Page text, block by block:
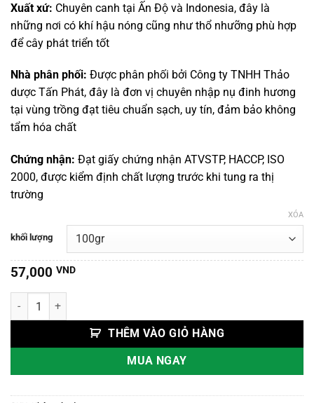
từ
57,000 VND
495,000 VND
Xuất xứ: Chuyên canh tại Ấn Độ và Indonesia, đây là
những nơi có khí hậu nóng cũng như thổ nhưỡng phù hợp
để cây phát triển tốt
Nhà phân phối: Được phân phối bởi Công ty TNHH Thảo
dược Tấn Phát, đây là đơn vị chuyên nhập nụ đinh hương
tại vùng trồng đạt tiêu chuẩn sạch, uy tín, đảm bảo không
tẩm hóa chất
Chứng nhận: Đạt giấy chứng nhận ATVSTP, HACCP, ISO
2000, được kiểm định chất lượng trước khi tung ra thị
trường
khối lượng
XÓA
57,000 VND
Đinh Hương số lượng
THÊM VÀO GIỎ HÀNG
MUA NGAY